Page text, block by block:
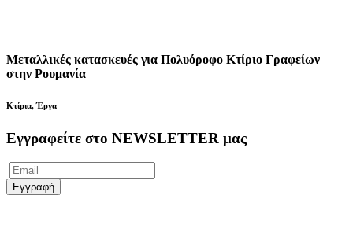
Μεταλλικές κατασκευές για Πολυόροφο Κτίριο Γραφείων
στην Ρουμανία
Κτίρια,Έργα
Εγγραφείτε στο NEWSLETTER μας